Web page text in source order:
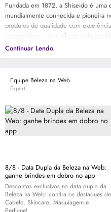
Fundada em 1872, a Shiseido é uma
mundialmente conhecida e pioneira
produtos de qualidade com
consumidores um estilo de vida
seu portfólio tratamentos faciais e
Continuar Lendo
Equipe Beleza na Web
Expert
8/8 - Data Dupla da Beleza na Web:
ganhe brindes em dobro no app
Descontos exclusivos na data dupla da
Beleza na Web: confira os destaques de
Cabelo, Skincare, Maquiagem e